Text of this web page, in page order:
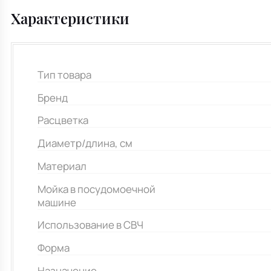
Характеристики
Тип товара
Бренд
Расцветка
Диаметр/длина, см
Материал
Мойка в посудомоечной
машине
Использование в СВЧ
Форма